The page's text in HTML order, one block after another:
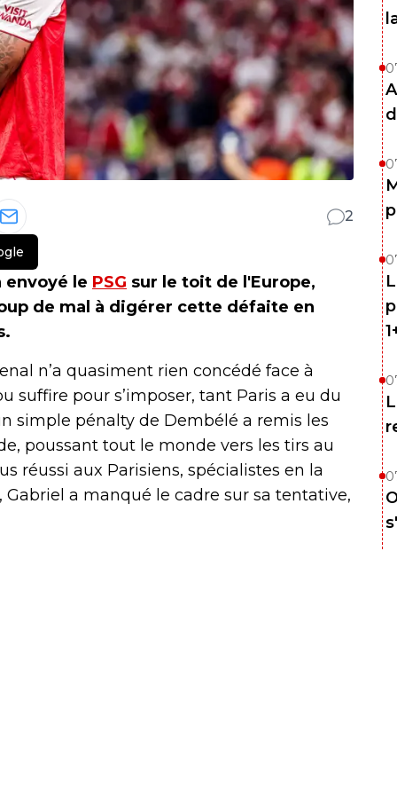
2
le PSG sur le toit de l'Europe,
de mal à digérer cette défaite en
n’a quasiment rien concédé face à
suffire pour s’imposer, tant Paris a eu du
simple pénalty de Dembélé a remis les
poussant tout le monde vers les tirs au
réussi aux Parisiens, spécialistes en la
a manqué le cadre sur sa tentative,